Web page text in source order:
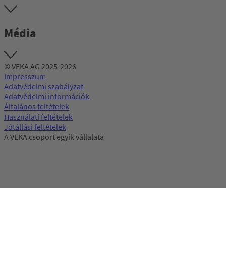
Média
© VEKA AG 2025-2026
Impresszum
Adatvédelmi szabályzat
Adatvédelmi információk
Általános feltételek
Használati feltételek
Jótállási feltételek
A VEKA csoport egyik vállalata